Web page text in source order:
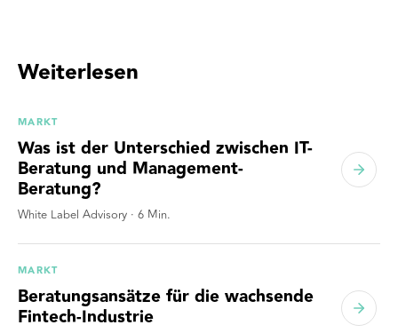
Weiterlesen
MARKT
Was ist der Unterschied zwischen IT-
Beratung und Management-
Beratung?
White Label Advisory · 6 Min.
MARKT
Beratungsansätze für die wachsende
Fintech-Industrie